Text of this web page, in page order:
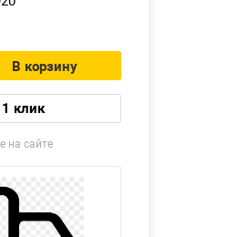
В корзину
клик
на сайте